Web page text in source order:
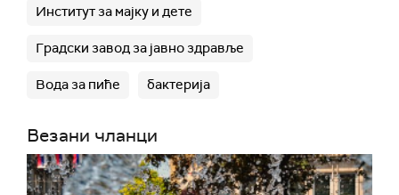
Институт за мајку и дете
Градски завод за јавно здравље
Вода за пиће бактерија
Везани чланци